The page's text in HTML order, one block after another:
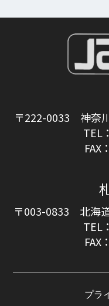
〒222-0033 神奈
TEL
FAX
〒003-0833 北海
TEL
FAX
プラ